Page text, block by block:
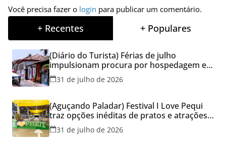
Você precisa fazer o login para publicar um comentário.
+ Recentes + Populares
(Diário do Turista) Férias de julho
impulsionam procura por hospedagem em
Goiás e reforçam cuidados na hora de
reservar viagens
31 de julho de 2026
(Aguçando Paladar) Festival I Love Pequi
traz opções inéditas de pratos e atrações
gratuitas no fim de semana dos Pais em
Goiânia
31 de julho de 2026